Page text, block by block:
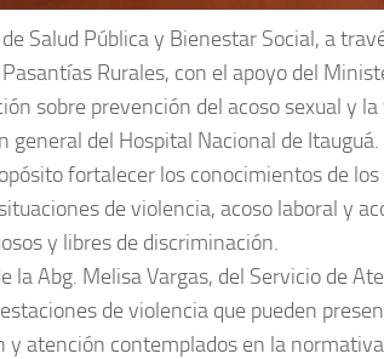
Salud Pública y Bienestar Social, a
Rurales, con el apoyo del
sobre prevención del acoso sexual y
general del Hospital Nacional de Itauguá.
fortalecer los conocimientos de
de violencia, acoso laboral y
y libres de discriminación.
la Abg. Melisa Vargas, del Servicio de
de violencia que pueden
y atención contemplados en la